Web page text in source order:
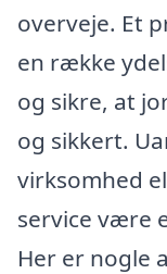
overveje. Et
en række
og sikre, at
og sikkert.
virksomhed
service være
Her er nogle